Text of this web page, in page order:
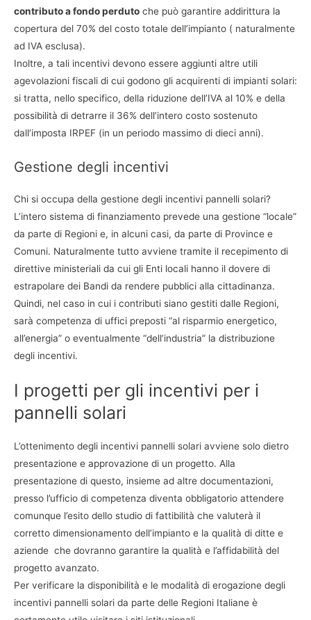
contributo a fondo perduto che può garantire addirittura la
copertura del 70% del costo totale dell’impianto ( naturalmente
ad IVA esclusa).
Inoltre, a tali incentivi devono essere aggiunti altre utili
agevolazioni fiscali di cui godono gli acquirenti di impianti solari:
si tratta, nello specifico, della riduzione dell’IVA al 10% e della
possibilità di detrarre il 36% dell’intero costo sostenuto
dall’imposta IRPEF (in un periodo massimo di dieci anni).
Gestione degli incentivi
Chi si occupa della gestione degli incentivi pannelli solari?
L’intero sistema di finanziamento prevede una gestione “locale”
da parte di Regioni e, in alcuni casi, da parte di Province e
Comuni. Naturalmente tutto avviene tramite il recepimento di
direttive ministeriali da cui gli Enti locali hanno il dovere di
estrapolare dei Bandi da rendere pubblici alla cittadinanza.
Quindi, nel caso in cui i contributi siano gestiti dalle Regioni,
sarà competenza di uffici preposti “al risparmio energetico,
all’energia” o eventualmente “dell’industria” la distribuzione
degli incentivi.
I progetti per gli incentivi per i
pannelli solari
L’ottenimento degli incentivi pannelli solari avviene solo dietro
presentazione e approvazione di un progetto. Alla
presentazione di questo, insieme ad altre documentazioni,
presso l’ufficio di competenza diventa obbligatorio attendere
comunque l’esito dello studio di fattibilità che valuterà il
corretto dimensionamento dell’impianto e la qualità di ditte e
aziende che dovranno garantire la qualità e l’affidabilità del
progetto avanzato.
Per verificare la disponibilità e le modalità di erogazione degli
incentivi pannelli solari da parte delle Regioni Italiane è